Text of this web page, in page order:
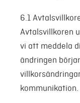
6.1
Avtalsvillkoren
vi att meddela
ändringen
kommunikation.